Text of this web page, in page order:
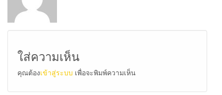
ใส่ความเห็น
คุณต้องเข้าสู่ระบบ เพื่อจะพิมพ์ความเห็น